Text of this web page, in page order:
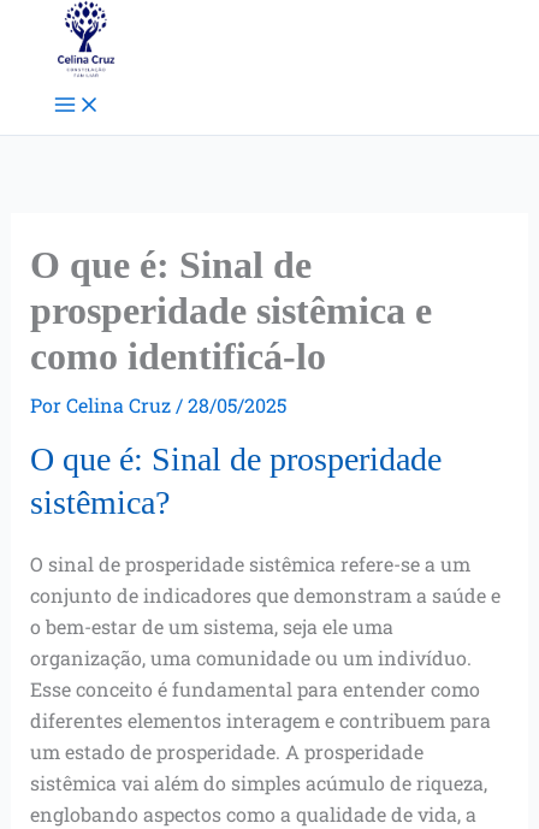
conteúdo
O que é: Sinal de
prosperidade sistêmica e
como identificá-lo
PorCelina Cruz/28/05/2025
O que é: Sinal de prosperidade
sistêmica?
O sinal de prosperidade sistêmica refere-se a um
conjunto de indicadores que demonstram a saúde e
o bem-estar de um sistema, seja ele uma
organização, uma comunidade ou um indivíduo.
Esse conceito é fundamental para entender como
diferentes elementos interagem e contribuem para
um estado de prosperidade. A prosperidade
sistêmica vai além do simples acúmulo de riqueza,
englobando aspectos como a qualidade de vida, a
Facebook